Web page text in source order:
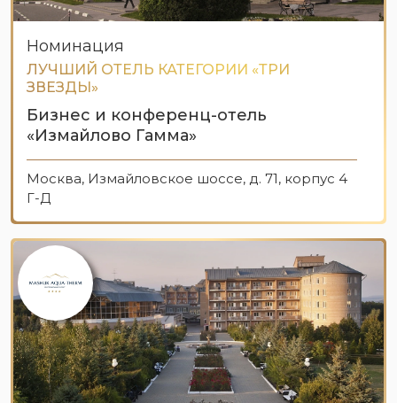
Номинация
ЛУЧШИЙ ОТЕЛЬ КАТЕГОРИИ «ТРИ
ЗВЕЗДЫ»
Бизнес и конференц-отель
«Измайлово Гамма»
Москва, Измайловское шоссе, д. 71, корпус 4
Г-Д